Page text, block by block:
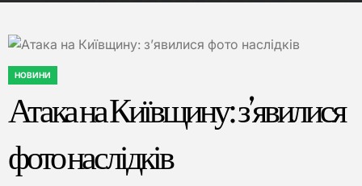
ОПУБЛІКУВАТИ
НОВИНИ
Атака на Київщину: з’явилися
фото наслідків